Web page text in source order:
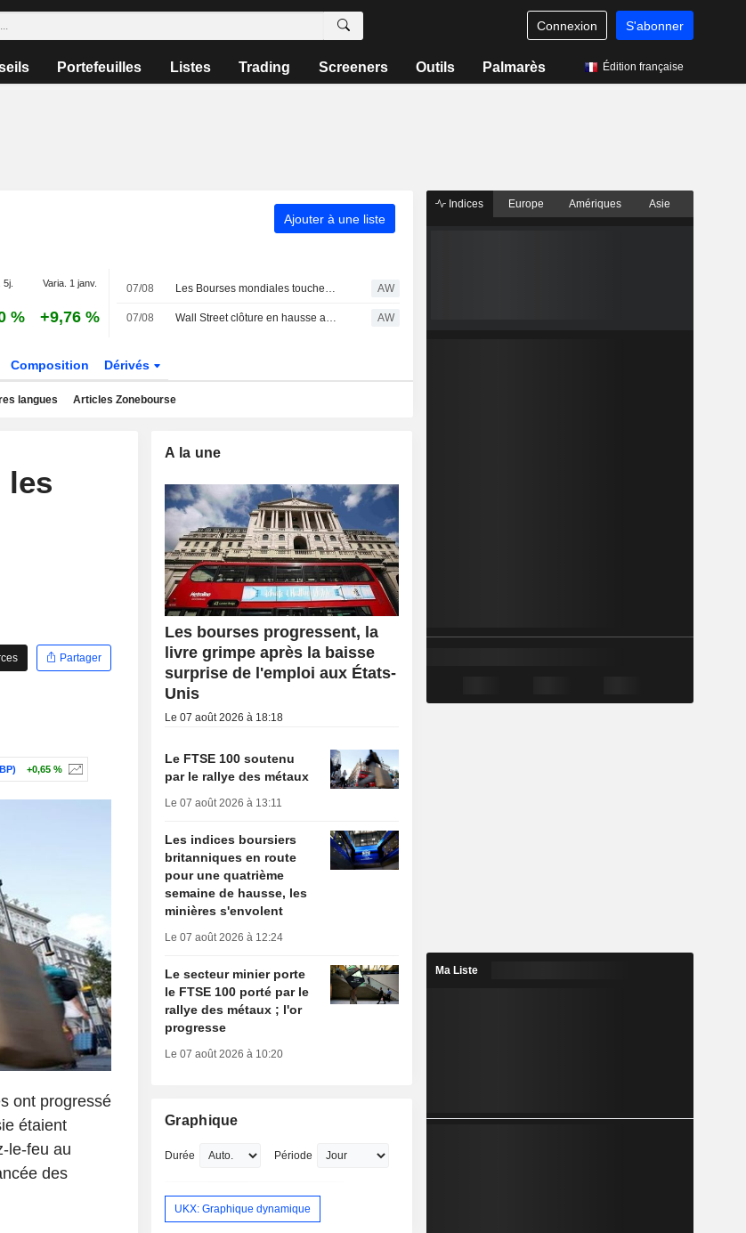
Connexion S'abonner
Portefeuilles Listes Trading Screeners Outils Palmarès Édition française
Ajouter à une liste
5j. Varia. 1 janv.
% +9,76 %
07/08 Les Bourses mondiales touchent des sommets après l'emploi américain AW
07/08 Wall Street clôture en hausse après l'emploi américain AW
Composition Dérivés
langues Articles Zonebourse
les
Partager
+0,65 %
ont progressé
étaient
le-feu au
des
A la une
Les bourses progressent, la
livre grimpe après la baisse
surprise de l'emploi aux États-
Unis
Le 07 août 2026 à 18:18
Le FTSE 100 soutenu
par le rallye des métaux
Le 07 août 2026 à 13:11
Les indices boursiers
britanniques en route
pour une quatrième
semaine de hausse, les
minières s'envolent
Le 07 août 2026 à 12:24
Le secteur minier porte
le FTSE 100 porté par le
rallye des métaux ; l'or
progresse
Le 07 août 2026 à 10:20
Graphique
Durée Période
UKX: Graphique dynamique
Indices Europe Amériques Asie
Ma Liste